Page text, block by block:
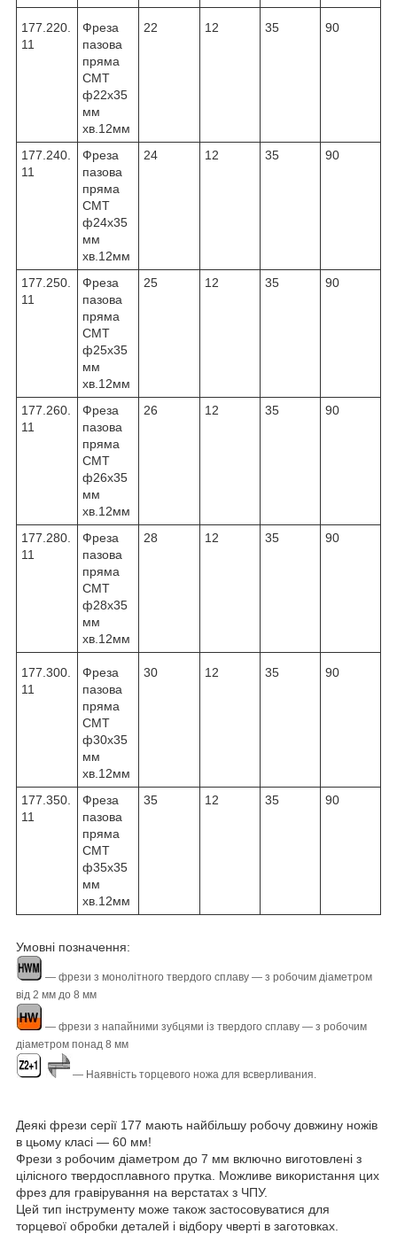
177.220.
11
Фреза
пазова
пряма
CMT
ф22х35
мм
хв.12мм
22 12 35 90
177.240.
11
Фреза
пазова
пряма
CMT
ф24х35
мм
хв.12мм
24 12 35 90
177.250.
11
Фреза
пазова
пряма
CMT
ф25х35
мм
хв.12мм
25 12 35 90
177.260.
11
Фреза
пазова
пряма
CMT
ф26х35
мм
хв.12мм
26 12 35 90
177.280.
11
Фреза
пазова
пряма
CMT
ф28х35
мм
хв.12мм
28 12 35 90
177.300.
11
Фреза
пазова
пряма
CMT
ф30х35
мм
хв.12мм
30 12 35 90
177.350.
11
Фреза
пазова
пряма
CMT
ф35х35
мм
хв.12мм
35 12 35 90
Умовні позначення:
― фрези з монолітного твердого сплаву ― з робочим діаметром
від 2 мм до 8 мм
― фрези з напайними зубцями із твердого сплаву ― з робочим
діаметром понад 8 мм
― Наявність торцевого ножа для всверливания.
Деякі фрези серії 177 мають найбільшу робочу довжину ножів
в цьому класі ― 60 мм!
Фрези з робочим діаметром до 7 мм включно виготовлені з
цілісного твердосплавного прутка. Можливе використання цих
фрез для гравірування на верстатах з ЧПУ.
Цей тип інструменту може також застосовуватися для
торцевої обробки деталей і відбору чверті в заготовках.